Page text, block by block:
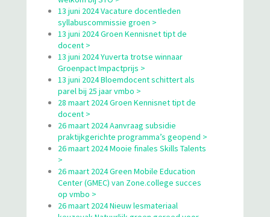
13 juni 2024 Vacature docentleden
syllabuscommissie groen >
13 juni 2024 Groen Kennisnet tipt de
docent >
13 juni 2024 Yuverta trotse winnaar
Groenpact Impactprijs >
13 juni 2024 Bloemdocent schittert als
parel bij 25 jaar vmbo >
28 maart 2024 Groen Kennisnet tipt de
docent >
26 maart 2024 Aanvraag subsidie
praktijkgerichte programma’s geopend >
26 maart 2024 Mooie finales Skills Talents
>
26 maart 2024 Green Mobile Education
Center (GMEC) van Zone.college succes
op vmbo >
26 maart 2024 Nieuw lesmateriaal